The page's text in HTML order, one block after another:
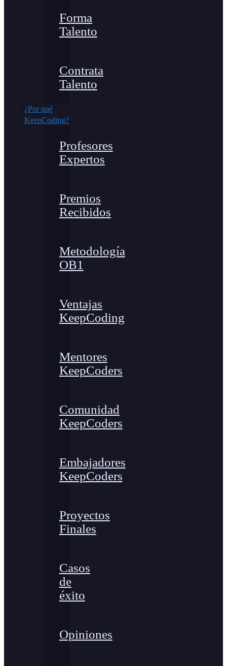
Forma
Talento
Contrata
Talento
¿Por qué
KeepCoding?
Profesores
Expertos
Premios
Recibidos
Metodología
OB1
Ventajas
KeepCoding
Mentores
KeepCoders
Comunidad
KeepCoders
Embajadores
KeepCoders
Proyectos
Finales
Casos
de
éxito
Opiniones